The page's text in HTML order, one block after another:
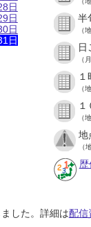
日
日
日
日
半
（
日
（
（
（
地
（
した。詳細は配信